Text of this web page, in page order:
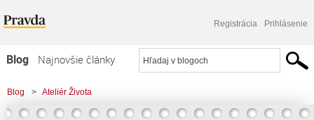
Registrácia Prihlásenie
Blog
Najnovšie články
Najčítanejšie články
Najkomentovanejšie články
Blog > Ateliér Života
> Aj vy máte plnú skriňu vecí, o ktorých radšej mlčíte?